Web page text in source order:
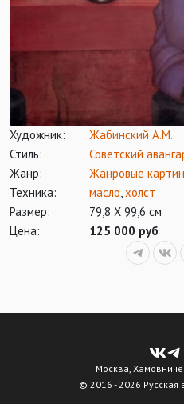
Художник:
Жабинский А.М.
Стиль:
Советский
Жанр:
Жанровые
Техника:
масло,холст
Размер:
79,8 Х 99,6 см
Цена:
125 000 руб
Москва,
© 2016 - 2026 Русская